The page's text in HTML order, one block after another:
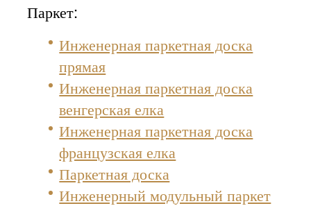
Паркет:
Инженерная паркетная доска
прямая
Инженерная паркетная доска
венгерская елка
Инженерная паркетная доска
французская елка
Паркетная доска
Инженерный модульный паркет